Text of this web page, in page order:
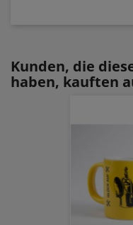
Kunden, die
haben, kauften